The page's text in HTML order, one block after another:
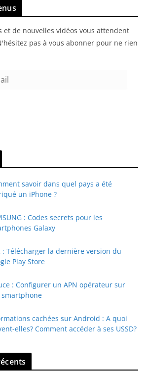
et de nouvelles vidéos vous attendent
pas à vous abonner pour ne rien
savoir dans quel pays a été
un iPhone ?
: Codes secrets pour les
Galaxy
: Télécharger la dernière version du
Play Store
: Configurer un APN opérateur sur
smartphone
cachées sur Android : A quoi
elles? Comment accéder à ses USSD?